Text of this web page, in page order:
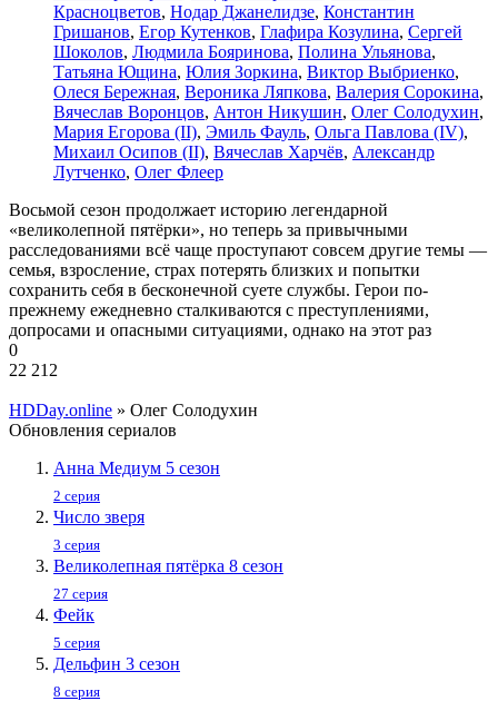
Красноцветов, Нодар Джанелидзе, Константин
Гришанов, Егор Кутенков, Глафира Козулина, Сергей
Шоколов, Людмила Бояринова, Полина Ульянова,
Татьяна Ющина, Юлия Зоркина, Виктор Выбриенко,
Олеся Бережная, Вероника Ляпкова, Валерия Сорокина,
Вячеслав Воронцов, Антон Никушин, Олег Солодухин,
Мария Егорова (II), Эмиль Фауль, Ольга Павлова (IV),
Михаил Осипов (II), Вячеслав Харчёв, Александр
Лутченко, Олег Флеер
Восьмой сезон продолжает историю легендарной
«великолепной пятёрки», но теперь за привычными
расследованиями всё чаще проступают совсем другие темы —
семья, взросление, страх потерять близких и попытки
сохранить себя в бесконечной суете службы. Герои по-
прежнему ежедневно сталкиваются с преступлениями,
допросами и опасными ситуациями, однако на этот раз
0
22 212
HDDay.online » Олег Солодухин
Обновления сериалов
Анна Медиум 5 сезон
2 серия
Число зверя
3 серия
Великолепная пятёрка 8 сезон
27 серия
Фейк
5 серия
Дельфин 3 сезон
8 серия